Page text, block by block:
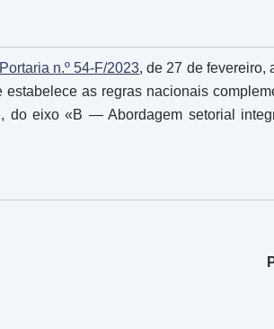
Portaria n.º 54-F/2023, de 27 de fevereiro,
estabelece as regras nacionais
do eixo «B ― Abordagem setorial